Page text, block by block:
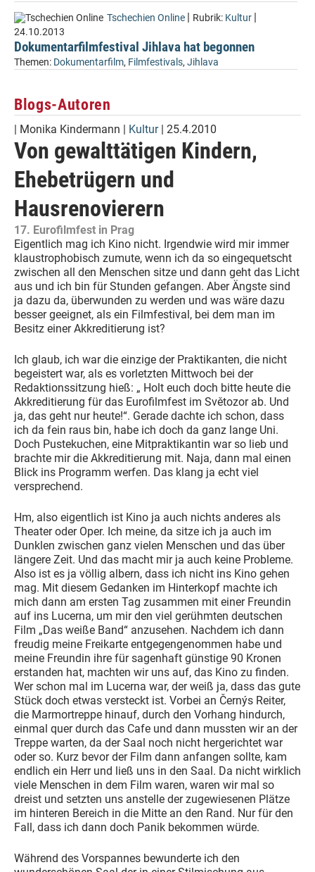
Tschechien Online | Rubrik: Kultur |
24.10.2013
Dokumentarfilmfestival Jihlava hat begonnen
Themen: Dokumentarfilm, Filmfestivals, Jihlava
Blogs-Autoren
| Monika Kindermann | Kultur| 25.4.2010
Von gewalttätigen Kindern,
Ehebetrügern und
Hausrenovierern
17. Eurofilmfest in Prag
Eigentlich mag ich Kino nicht. Irgendwie wird mir immer
klaustrophobisch zumute, wenn ich da so eingequetscht
zwischen all den Menschen sitze und dann geht das Licht
aus und ich bin für Stunden gefangen. Aber Ängste sind
ja dazu da, überwunden zu werden und was wäre dazu
besser geeignet, als ein Filmfestival, bei dem man im
Besitz einer Akkreditierung ist?
Ich glaub, ich war die einzige der Praktikanten, die nicht
begeistert war, als es vorletzten Mittwoch bei der
Redaktionssitzung hieß: „ Holt euch doch bitte heute die
Akkreditierung für das Eurofilmfest im Světozor ab. Und
ja, das geht nur heute!“. Gerade dachte ich schon, dass
ich da fein raus bin, habe ich doch da ganz lange Uni.
Doch Pustekuchen, eine Mitpraktikantin war so lieb und
brachte mir die Akkreditierung mit. Naja, dann mal einen
Blick ins Programm werfen. Das klang ja echt viel
versprechend.
Hm, also eigentlich ist Kino ja auch nichts anderes als
Theater oder Oper. Ich meine, da sitze ich ja auch im
Dunklen zwischen ganz vielen Menschen und das über
längere Zeit. Und das macht mir ja auch keine Probleme.
Also ist es ja völlig albern, dass ich nicht ins Kino gehen
mag. Mit diesem Gedanken im Hinterkopf machte ich
mich dann am ersten Tag zusammen mit einer Freundin
auf ins Lucerna, um mir den viel gerühmten deutschen
Film „Das weiße Band“ anzusehen. Nachdem ich dann
freudig meine Freikarte entgegengenommen habe und
meine Freundin ihre für sagenhaft günstige 90 Kronen
erstanden hat, machten wir uns auf, das Kino zu finden.
Wer schon mal im Lucerna war, der weiß ja, dass das gute
Stück doch etwas versteckt ist. Vorbei an Černýs Reiter,
die Marmortreppe hinauf, durch den Vorhang hindurch,
einmal quer durch das Cafe und dann mussten wir an der
Treppe warten, da der Saal noch nicht hergerichtet war
oder so. Kurz bevor der Film dann anfangen sollte, kam
endlich ein Herr und ließ uns in den Saal. Da nicht wirklich
viele Menschen in dem Film waren, waren wir mal so
dreist und setzten uns anstelle der zugewiesenen Plätze
im hinteren Bereich in die Mitte an den Rand. Nur für den
Fall, dass ich dann doch Panik bekommen würde.
Während des Vorspannes bewunderte ich den